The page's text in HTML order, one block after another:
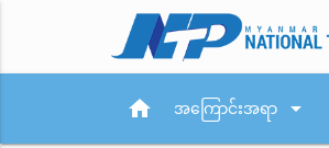
home အကြောင်းအရာ arrow_drop_down